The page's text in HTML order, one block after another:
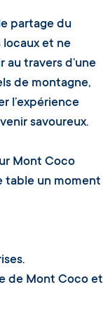
partage du
locaux et ne
au travers d’une
de montagne,
l’expérience
savoureux.
Mont Coco
table un moment
de Mont Coco et